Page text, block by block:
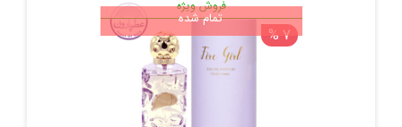
1,800,000 تومان
1,310,000 تومان.
فروش ویژه
7 %
تمام شده